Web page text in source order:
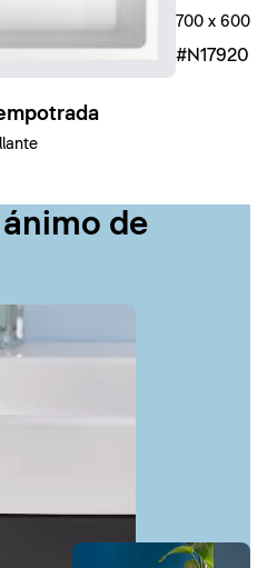
700 x 600
ánimo de